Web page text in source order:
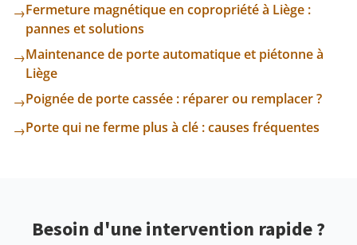
→Fermeture magnétique en copropriété à Liège :
pannes et solutions
→Maintenance de porte automatique et piétonne à
Liège
→Poignée de porte cassée : réparer ou remplacer ?
→Porte qui ne ferme plus à clé : causes fréquentes
Besoin d'une intervention rapide ?